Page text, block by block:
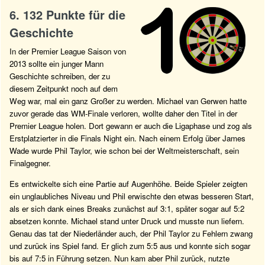
6. 132 Punkte für die
Geschichte
In der Premier League Saison von
2013 sollte ein junger Mann
Geschichte schreiben, der zu
diesem Zeitpunkt noch auf dem
Weg war, mal ein ganz Großer zu werden. Michael van Gerwen hatte
zuvor gerade das WM-Finale verloren, wollte daher den Titel in der
Premier League holen. Dort gewann er auch die Ligaphase und zog als
Erstplatzierter in die Finals Night ein. Nach einem Erfolg über James
Wade wurde Phil Taylor, wie schon bei der Weltmeisterschaft, sein
Finalgegner.
Es entwickelte sich eine Partie auf Augenhöhe. Beide Spieler zeigten
ein unglaubliches Niveau und Phil erwischte den etwas besseren Start,
als er sich dank eines Breaks zunächst auf 3:1, später sogar auf 5:2
absetzen konnte. Michael stand unter Druck und musste nun liefern.
Genau das tat der Niederländer auch, der Phil Taylor zu Fehlern zwang
und zurück ins Spiel fand. Er glich zum 5:5 aus und konnte sich sogar
bis auf 7:5 in Führung setzen. Nun kam aber Phil zurück, nutzte